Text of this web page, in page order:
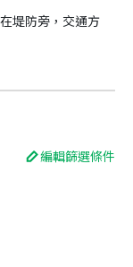
堤防旁，交通方
編輯篩選條件